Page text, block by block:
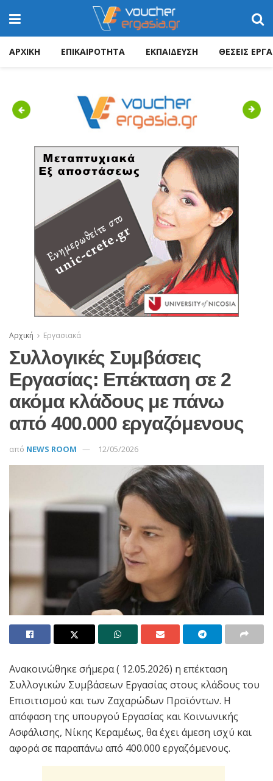
ΑΡΧΙΚΗ ΕΠΙΚΑΙΡΟΤΗΤΑ ΕΚΠΑΙΔΕΥΣΗ ΘΕΣΕΙΣ
Previous Next
Αρχική Εργασιακά
Συλλογικές Συμβάσεις
Εργασίας: Επέκταση σε 2
ακόμα κλάδους με πάνω
από 400.000 εργαζόμενους
από NEWS ROOM 12/05/2026
Ανακοινώθηκε σήμερα ( 12.05.2026) η επέκταση
Συλλογικών Συμβάσεων Εργασίας στους κλάδους του
Επισιτισμού και των Ζαχαρώδων Προϊόντων. Η
απόφαση της υπουργού Εργασίας και Κοινωνικής
Ασφάλισης, Νίκης Κεραμέως, θα έχει άμεση ισχύ και
αφορά σε παραπάνω από 400.000 εργαζόμενους.